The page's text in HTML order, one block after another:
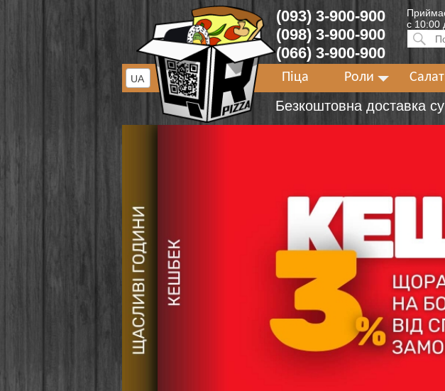
(093) 3-900-900
(098) 3-900-900
(066) 3-900-900
с 10:00
Искать:
Піца Роли
Безкоштовна доставка
UA